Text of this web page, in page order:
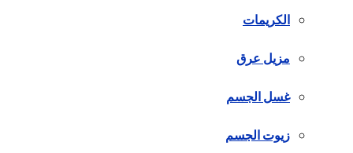
الكريمات
مزيل عرق
غسل الجسم
زيوت الجسم